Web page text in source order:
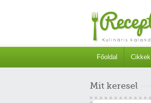
Főoldal Cikkek
Mit keresel